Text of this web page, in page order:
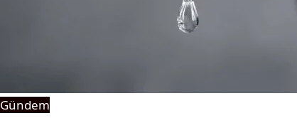
Gündem